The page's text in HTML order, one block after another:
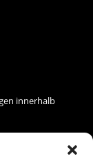
innerhalb